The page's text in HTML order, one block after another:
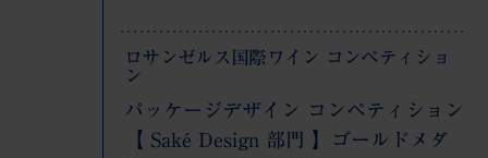
ロサンゼルス国際ワイン コンペティショ
ン
パッケージデザイン コンペティション
【 Saké Design 部門 】ゴールドメダ